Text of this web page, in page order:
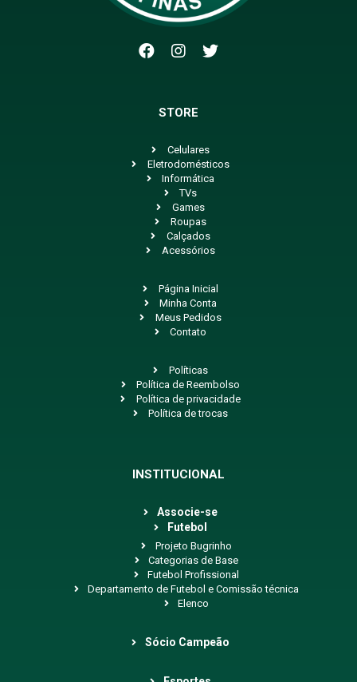
STORE
Celulares
Eletrodomésticos
Informática
TVs
Games
Roupas
Calçados
Acessórios
Página Inicial
Minha Conta
Meus Pedidos
Contato
Políticas
Política de Reembolso
Política de privacidade
Política de trocas
INSTITUCIONAL
Associe-se
Futebol
Projeto Bugrinho
Categorias de Base
Futebol Profissional
Departamento de Futebol e Comissão técnica
Elenco
Sócio Campeão